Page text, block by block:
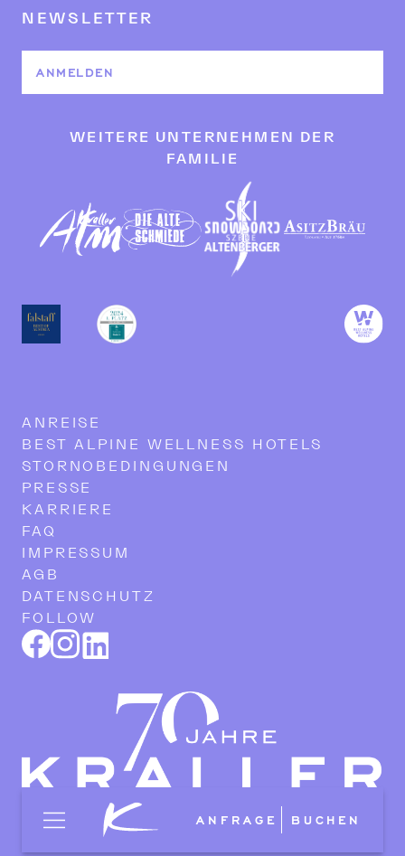
ANFRAGE BUCHEN
NEWSLETTER
ANMELDEN
WEITERE UNTERNEHMEN DER
FAMILIE
ANREISE
BEST ALPINE WELLNESS HOTELS
STORNOBEDINGUNGEN
PRESSE
KARRIERE
FAQ
IMPRESSUM
AGB
DATENSCHUTZ
FOLLOW